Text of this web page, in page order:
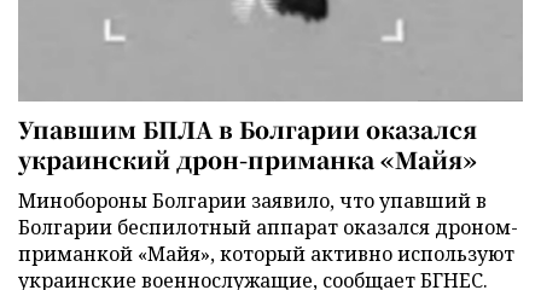
Упавшим БПЛА в Болгарии оказался
украинский дрон-приманка «Майя»
Минобороны Болгарии заявило, что упавший в
Болгарии беспилотный аппарат оказался дроном-
приманкой «Майя», который активно используют
украинские военнослужащие, сообщает БГНЕС.